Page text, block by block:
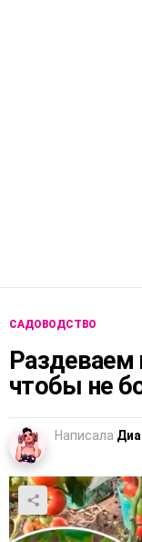
САДОВОДСТВО
чтобы не
Написала